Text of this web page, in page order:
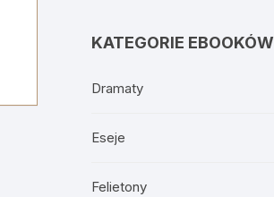
KATEGORIE EBOOKÓW
Dramaty
Eseje
Felietony